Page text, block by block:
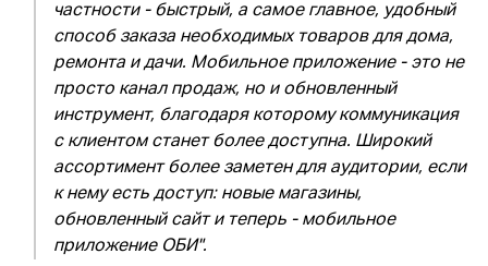
частности - быстрый, а самое главное, удобный
способ заказа необходимых товаров для дома,
ремонта и дачи. Мобильное приложение - это не
просто канал продаж, но и обновленный
инструмент, благодаря которому коммуникация
с клиентом станет более доступна. Широкий
ассортимент более заметен для аудитории, если
к нему есть доступ: новые магазины,
обновленный сайт и теперь - мобильное
приложение ОБИ".